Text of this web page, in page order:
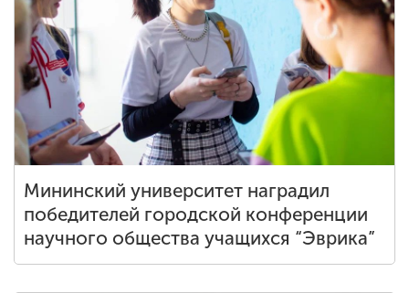
Мининский университет наградил
победителей городской конференции
научного общества учащихся “Эврика”